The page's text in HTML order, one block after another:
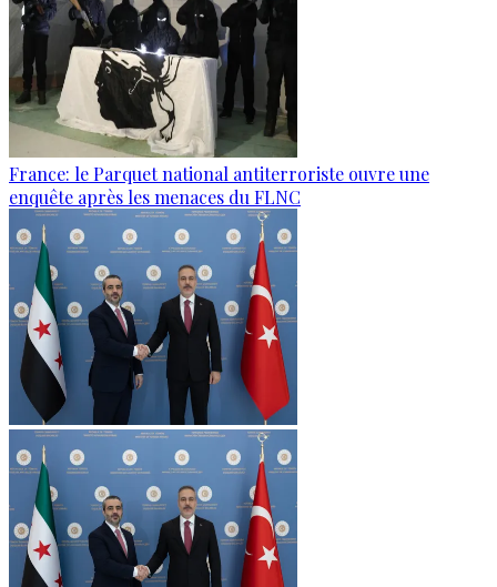
France: le Parquet national antiterroriste ouvre une
enquête après les menaces du FLNC